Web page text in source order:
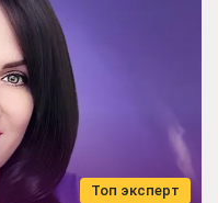
Топ эксперт